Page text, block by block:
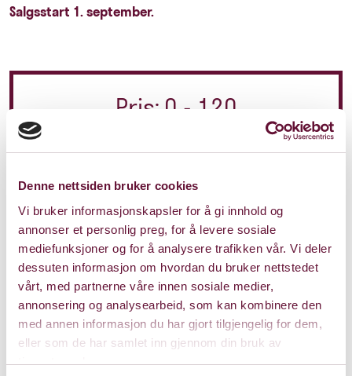
Denne nettsiden bruker cookies
Vi bruker informasjonskapsler for å gi innhold og
annonser et personlig preg, for å levere sosiale
mediefunksjoner og for å analysere trafikken vår. Vi deler
dessuten informasjon om hvordan du bruker nettstedet
vårt, med partnerne våre innen sosiale medier,
annonsering og analysearbeid, som kan kombinere den
med annen informasjon du har gjort tilgjengelig for dem,
eller som de har samlet inn gjennom din bruk av
tjenestene deres.
Salgsstart 1. september.
Pris: 0 - 120
Varighet: 2 timer m/pause
Søndag 18. oktober 2026
Kl. 17:00